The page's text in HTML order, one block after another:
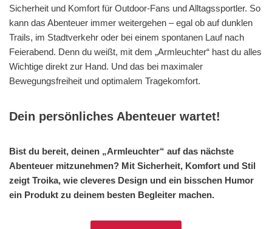
Sicherheit und Komfort für Outdoor-Fans und Alltagssportler. So
kann das Abenteuer immer weitergehen – egal ob auf dunklen
Trails, im Stadtverkehr oder bei einem spontanen Lauf nach
Feierabend. Denn du weißt, mit dem „Armleuchter“ hast du alles
Wichtige direkt zur Hand. Und das bei maximaler
Bewegungsfreiheit und optimalem Tragekomfort.
Dein persönliches Abenteuer wartet!
Bist du bereit, deinen „Armleuchter“ auf das nächste
Abenteuer mitzunehmen? Mit Sicherheit, Komfort und Stil
zeigt Troika, wie cleveres Design und ein bisschen Humor
ein Produkt zu deinem besten Begleiter machen.